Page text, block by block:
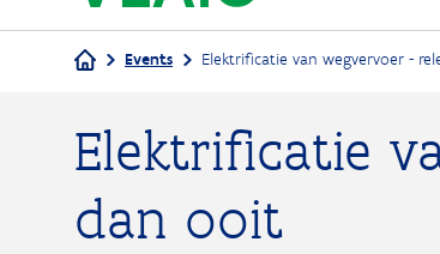
Kruimelpad
Events Elektrificatie van wegvervoer -
Elektrificatie
dan ooit